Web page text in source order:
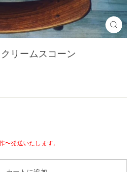
リームスコーン
発送いたします。